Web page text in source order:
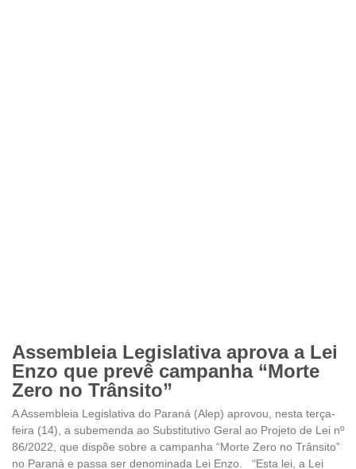
Assembleia Legislativa aprova a Lei
Enzo que prevê campanha “Morte
Zero no Trânsito”
A Assembleia Legislativa do Paraná (Alep) aprovou, nesta terça-
feira (14), a subemenda ao Substitutivo Geral ao Projeto de Lei nº
86/2022, que dispõe sobre a campanha “Morte Zero no Trânsito”
no Paraná e passa ser denominada Lei Enzo. “Esta lei, a Lei